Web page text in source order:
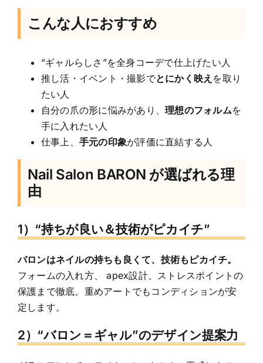
こんな人におすすめ
“ギャルらしさ”を全身コーデで仕上げたい人
推し活・イベント・撮影でとにかく映え を取り
たい人
自分の爪の形に悩みがあり、理想のフォルムを
手に入れたい人
仕事上、 手元の印象が評価に直結する人
Nail Salon BARON が選ばれる理
由
1）“持ちが良い＆技術がピカイチ”
バロンはネイルの持ちも良くて、技術もピカイチ。
フォームの入れ方、 apex設計、ストレスポイントの
保護まで徹底。重めアートでもコンディションが安
定します。
2）“バロン＝ギャル”のデザイン提案力